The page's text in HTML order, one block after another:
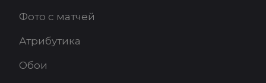
Фото с матчей
Атрибутика
Обои